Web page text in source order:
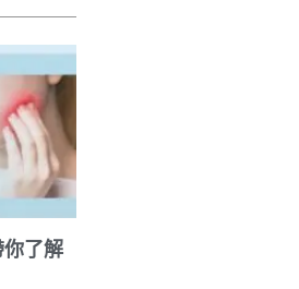
了解